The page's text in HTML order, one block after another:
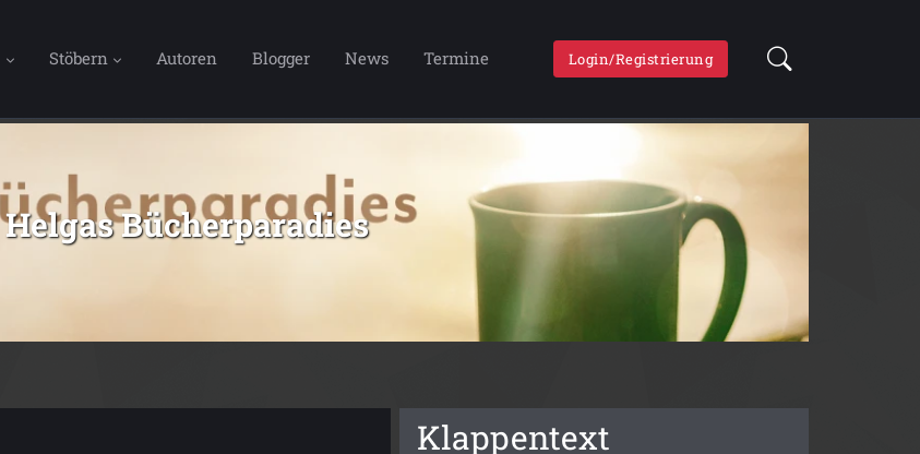
Stöbern Autoren Blogger News Termine Login/Registrierung
Helgas Bücherparadies
Klappentext